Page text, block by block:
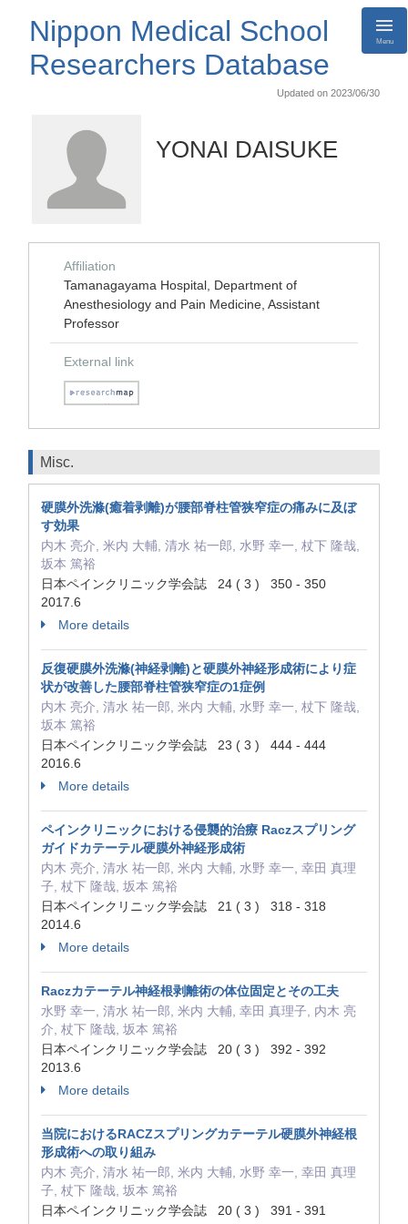
Nippon Medical School
Researchers Database
Menu
Updated on 2023/06/30
YONAI DAISUKE
Affiliation
Tamanagayama Hospital, Department of
Anesthesiology and Pain Medicine, Assistant
Professor
External link
Misc.
硬膜外洗滌(癒着剥離)が腰部脊柱管狭窄症の痛みに及ぼ
す効果
内木 亮介, 米内 大輔, 清水 祐一郎, 水野 幸一, 杖下 隆哉,
坂本 篤裕
日本ペインクリニック学会誌 24 ( 3 ) 350 - 350
2017.6
More details
反復硬膜外洗滌(神経剥離)と硬膜外神経形成術により症
状が改善した腰部脊柱管狭窄症の1症例
内木 亮介, 清水 祐一郎, 米内 大輔, 水野 幸一, 杖下 隆哉,
坂本 篤裕
日本ペインクリニック学会誌 23 ( 3 ) 444 - 444
2016.6
More details
ペインクリニックにおける侵襲的治療 Raczスプリング
ガイドカテーテル硬膜外神経形成術
内木 亮介, 清水 祐一郎, 米内 大輔, 水野 幸一, 幸田 真理
子, 杖下 隆哉, 坂本 篤裕
日本ペインクリニック学会誌 21 ( 3 ) 318 - 318
2014.6
More details
Raczカテーテル神経根剥離術の体位固定とその工夫
水野 幸一, 清水 祐一郎, 米内 大輔, 幸田 真理子, 内木 亮
介, 杖下 隆哉, 坂本 篤裕
日本ペインクリニック学会誌 20 ( 3 ) 392 - 392
2013.6
More details
当院におけるRACZスプリングカテーテル硬膜外神経根
形成術への取り組み
内木 亮介, 清水 祐一郎, 米内 大輔, 水野 幸一, 幸田 真理
子, 杖下 隆哉, 坂本 篤裕
日本ペインクリニック学会誌 20 ( 3 ) 391 - 391